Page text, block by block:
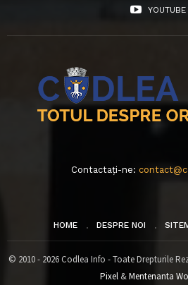
YOUTUBE
Contactați-ne:
HOME DESPRE NOI
© 2010 - 2026 Codlea Info - Toate Drepturile
Pixel&Mentenanta